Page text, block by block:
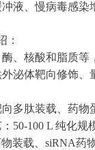
液、慢病毒感染
：
、核酸和脂质
泌体靶向修饰
多肽装载、药物
50-100 L 纯化
装载、siRNA药